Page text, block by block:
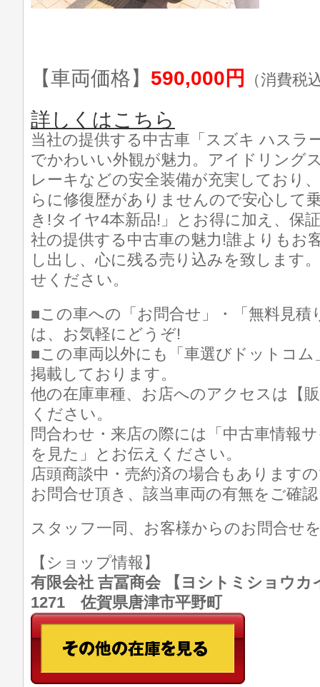
【車両価格】 590,000円 （消費税
詳しくはこちら
当社の提供する中古車「スズキ ハスラ
でかわいい外観が魅力。アイドリング
レーキなどの安全装備が充実しており
らに修復歴がありませんので安心して
き!タイヤ4本新品!」とお得に加え、保
社の提供する中古車の魅力!誰よりもお
し出し、心に残る売り込みを致します
せください。
■この車への「お問合せ」・「無料見積
は、お気軽にどうぞ!
■この車両以外にも「車選びドットコ
掲載しております。
他の在庫車種、お店へのアクセスは【
ください。
問合わせ・来店の際には「中古車情報
を見た」とお伝えください。
店頭商談中・売約済の場合もあります
お問合せ頂き、該当車両の有無をご確
スタッフ一同、お客様からのお問合せ
【ショップ情報】
有限会社 吉冨商会 【ヨシトミショウ
1271 佐賀県唐津市平野町